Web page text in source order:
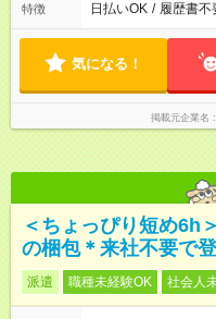
特徴 日払いOK / 履歴書不
気になる！
掲載元企業名
＜ちょっぴり短め6h
の梱包＊来社不要で登
派遣 職種未経験OK 社会人